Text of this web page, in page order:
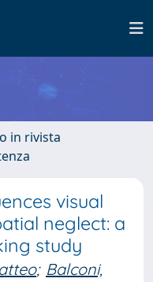
in rivista
visual
neglect: a
study
; Balconi,